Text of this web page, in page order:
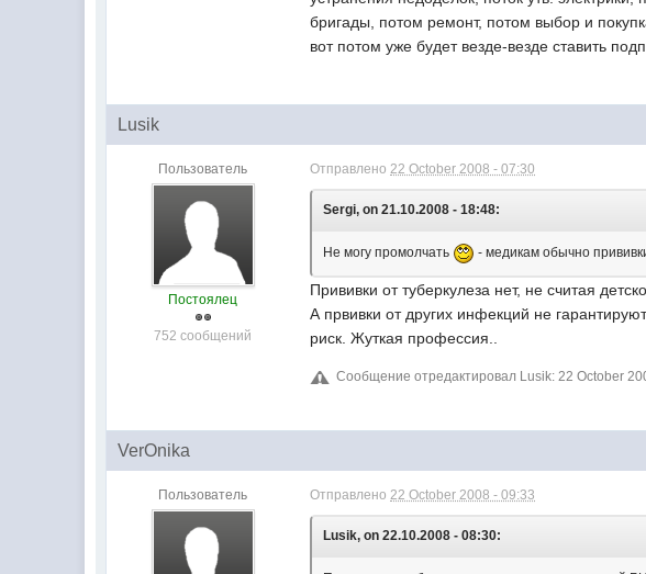
бригады, потом ремонт, потом выбор и
вот потом уже будет везде-везде ставить
Lusik
Пользователь
Постоялец
752 сообщений
Отправлено22 October 2008 - 07:30
Sergi, on 21.10.2008 - 18:48:
Не могу промолчать - медикам обычно
Прививки от туберкулеза нет, не считая
А првивки от других инфекций не
риск. Жуткая профессия..
Сообщение отредактировал Lusik: 22 October
VerOnika
Пользователь Отправлено22 October 2008 - 09:33
Lusik, on 22.10.2008 - 08:30: